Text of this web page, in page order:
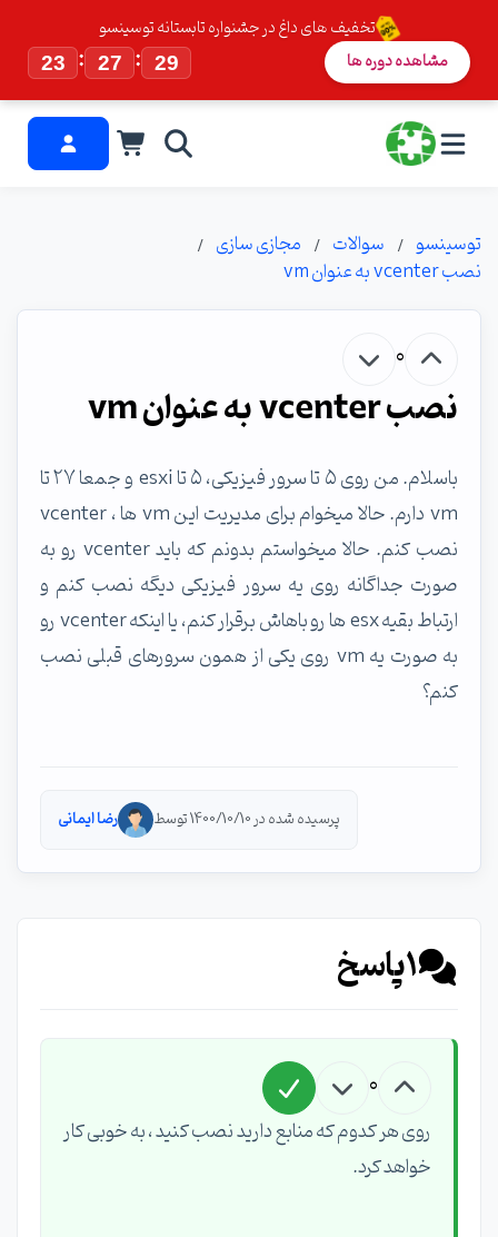
تخفیف های داغ در جشنواره تابستانه توسینسو
23
: 27 : 29 مشاهده دوره ها
توسینسو سوالات
مجازی سازی
نصب vcenter به عنوان vm
0
نصب vcenter به عنوان vm
باسلام. من روی ۵ تا سرور فیزیکی، ۵ تا esxi و جمعا ۲۷ تا
vm دارم. حالا میخوام برای مدیریت این vm ها ، vcenter
نصب کنم. حالا میخواستم بدونم که باید vcenter رو به
صورت جداگانه روی یه سرور فیزیکی دیگه نصب کنم و
ارتباط بقیه esx ها رو باهاش برقرار کنم، یا اینکه vcenter رو
به صورت یه vm روی یکی از همون سرورهای قبلی نصب
کنم؟
پرسیده شده در 1400/10/10 توسط رضا ایمانی
1پاسخ
0
روی هر کدوم که منابع دارید نصب کنید ، به خوبی کار
خواهد کرد.